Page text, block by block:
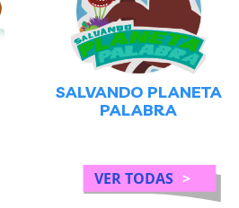
SALVANDO PLANETA
PALABRA
VER TODAS >